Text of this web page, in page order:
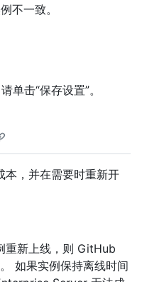
不一致。
单击“保存设置”。
本，并在需要时重新开
重新上线，则 GitHub
如果实例保持离线时间